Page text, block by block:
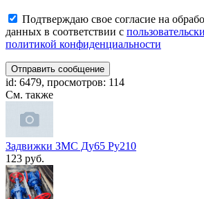
Подтверждаю свое согласие на
данных в соответствии с
политикой конфиденциальности
Отправить сообщение
id: 6479, просмотров: 114
См. также
Задвижки ЗМС Ду65 Ру210
123 руб.